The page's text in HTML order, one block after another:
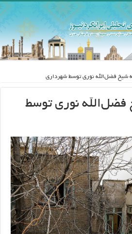
شیخ فضل‌الله نوری توسط شهرداری
فضل‌الله نوری توسط